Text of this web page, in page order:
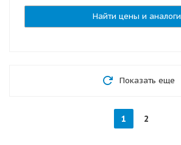
Найти цены и аналоги
Показать еще
1 2